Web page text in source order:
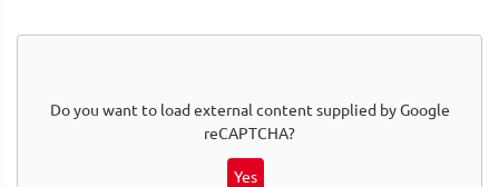
Do you want to load external content supplied byGoogle
reCAPTCHA?
Yes